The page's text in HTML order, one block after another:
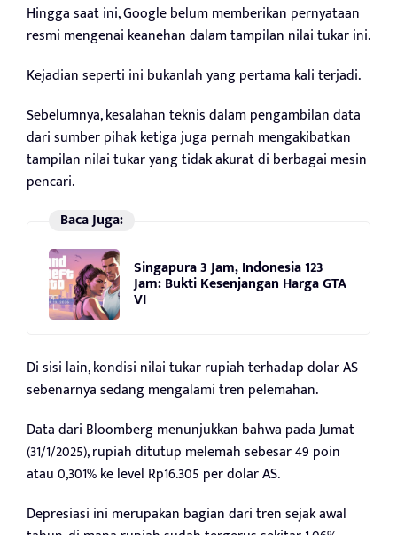
Hingga saat ini, Google belum memberikan pernyataan
resmi mengenai keanehan dalam tampilan nilai tukar ini.
Kejadian seperti ini bukanlah yang pertama kali terjadi.
Sebelumnya, kesalahan teknis dalam pengambilan data
dari sumber pihak ketiga juga pernah mengakibatkan
tampilan nilai tukar yang tidak akurat di berbagai mesin
pencari.
Baca Juga:
Singapura 3 Jam, Indonesia 123
Jam: Bukti Kesenjangan Harga GTA
VI
Di sisi lain, kondisi nilai tukar rupiah terhadap dolar AS
sebenarnya sedang mengalami tren pelemahan.
Data dari Bloomberg menunjukkan bahwa pada Jumat
(31/1/2025), rupiah ditutup melemah sebesar 49 poin
atau 0,301% ke level Rp16.305 per dolar AS.
Depresiasi ini merupakan bagian dari tren sejak awal